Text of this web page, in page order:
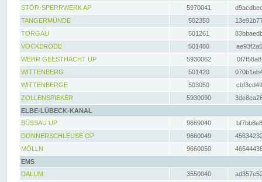
STÖR-SPERRWERK AP 5970041
TANGERMÜNDE
502350
TORGAU
501261
VOCKERODE
501480
WEHR GEESTHACHT UP
5930062
WITTENBERG
501420
WITTENBERGE
503050
ZOLLENSPIEKER
5930090
ELBE-LÜBECK-KANAL
BÜSSAU UP
9669040
DONNERSCHLEUSE OP
9660049
MÖLLN
9660050
EMS
DALUM
3550040